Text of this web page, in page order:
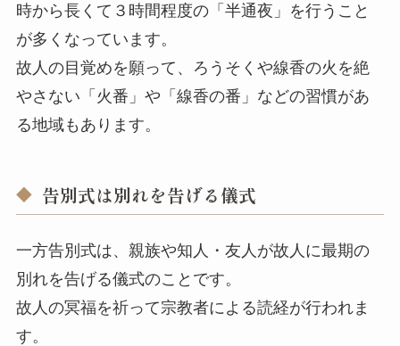
時から長くて３時間程度の「半通夜」を行うこと
が多くなっています。
故人の目覚めを願って、ろうそくや線香の火を絶
やさない「火番」や「線香の番」などの習慣があ
る地域もあります。
告別式は別れを告げる儀式
一方告別式は、親族や知人・友人が故人に最期の
別れを告げる儀式のことです。
故人の冥福を祈って宗教者による読経が行われま
す。